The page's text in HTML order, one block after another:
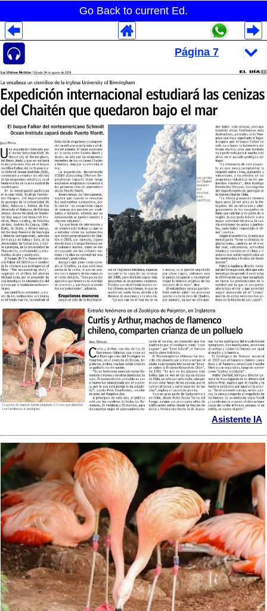
Go Back to current Ed.
Asistente IA
Despliegues Analytics
Despliegues Totales
Despliegues por Rubros